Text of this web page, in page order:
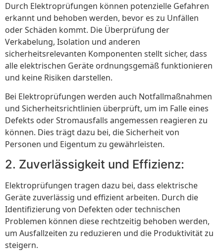
Durch Elektroprüfungen können potenzielle Gefahren
erkannt und behoben werden, bevor es zu Unfällen
oder Schäden kommt. Die Überprüfung der
Verkabelung, Isolation und anderen
sicherheitsrelevanten Komponenten stellt sicher, dass
alle elektrischen Geräte ordnungsgemäß funktionieren
und keine Risiken darstellen.
Bei Elektroprüfungen werden auch Notfallmaßnahmen
und Sicherheitsrichtlinien überprüft, um im Falle eines
Defekts oder Stromausfalls angemessen reagieren zu
können. Dies trägt dazu bei, die Sicherheit von
Personen und Eigentum zu gewährleisten.
2. Zuverlässigkeit und Effizienz:
Elektroprüfungen tragen dazu bei, dass elektrische
Geräte zuverlässig und effizient arbeiten. Durch die
Identifizierung von Defekten oder technischen
Problemen können diese rechtzeitig behoben werden,
um Ausfallzeiten zu reduzieren und die Produktivität zu
steigern.